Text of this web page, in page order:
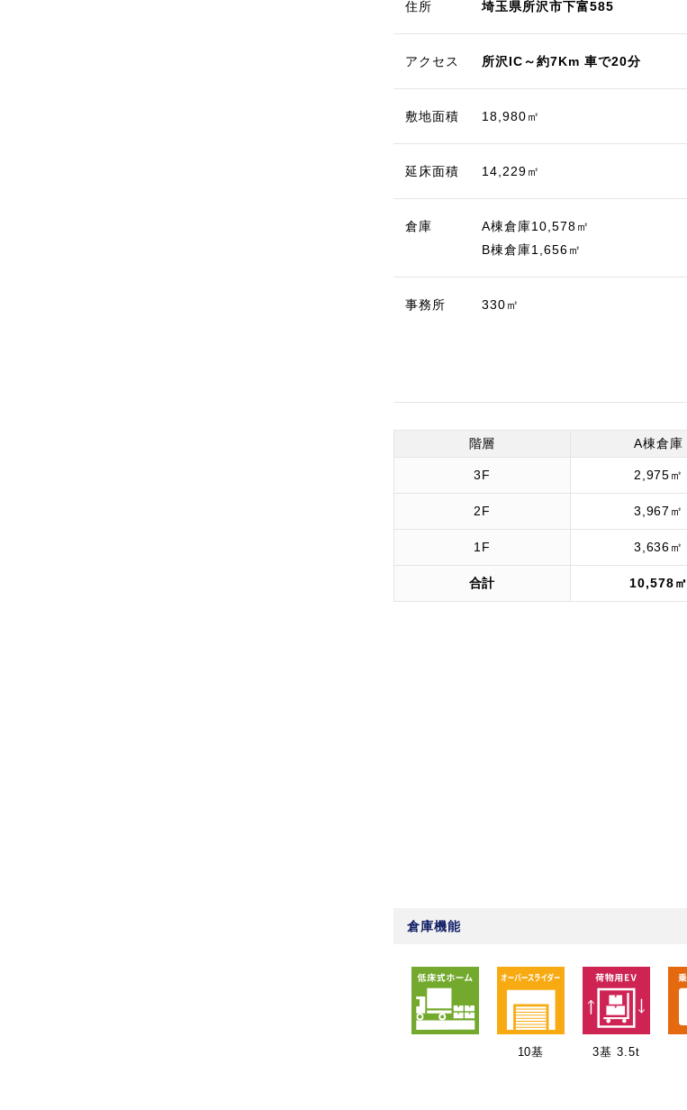
住所 埼玉県所沢市下富585
アクセス 所沢IC～約7Km 車で20分
敷地面積 18,980㎡
延床面積 14,229㎡
倉庫
A棟倉庫10,578㎡
B棟倉庫1,656㎡
事務所 330㎡
階層 A棟倉庫
3F 2,975㎡
2F 3,967㎡
1F 3,636㎡
合計 10,578㎡
倉庫機能
10基 3基 3.5t